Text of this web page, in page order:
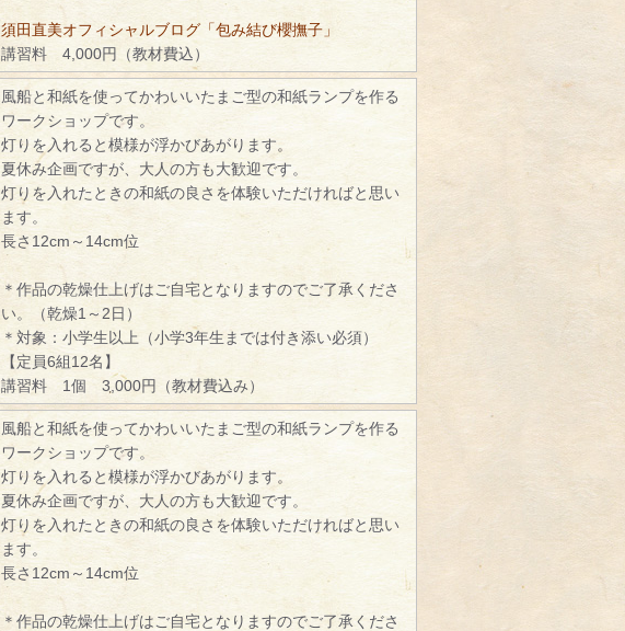
須田直美オフィシャルブログ「包み結び櫻撫子」
講習料 4,000円（教材費込）
風船と和紙を使ってかわいいたまご型の和紙ランプを作る
ワークショップです。
灯りを入れると模様が浮かびあがります。
夏休み企画ですが、大人の方も大歓迎です。
灯りを入れたときの和紙の良さを体験いただければと思い
ます。
長さ12cm～14cm位
＊作品の乾燥仕上げはご自宅となりますのでご了承くださ
い。（乾燥1～2日）
＊対象：小学生以上（小学3年生までは付き添い必須）
【定員6組12名】
講習料 1個 3,000円（教材費込み）
風船と和紙を使ってかわいいたまご型の和紙ランプを作る
ワークショップです。
灯りを入れると模様が浮かびあがります。
夏休み企画ですが、大人の方も大歓迎です。
灯りを入れたときの和紙の良さを体験いただければと思い
ます。
長さ12cm～14cm位
＊作品の乾燥仕上げはご自宅となりますのでご了承くださ